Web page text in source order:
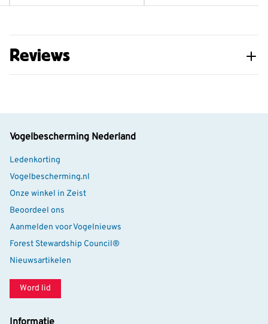
raamoppervlak voor een stevige bevestiging en geniet
van vogels die van dichtbij te observeren zijn.
Reviews
Vogelbescherming Nederland
Ledenkorting
Vogelbescherming.nl
Onze winkel in Zeist
Beoordeel ons
Aanmelden voor Vogelnieuws
Forest Stewardship Council®
Nieuwsartikelen
Word lid